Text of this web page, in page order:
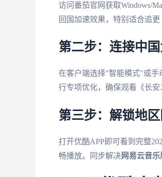
访问番茄官网获取Windows/
回国加速效果，特别适合追
第二步：连接中
在客户端选择"智能模式"或手
行专项优化，确保观看《长安
第三步：解锁地
打开优酷APP即可看到完整
畅播放。同步解决网易云音乐